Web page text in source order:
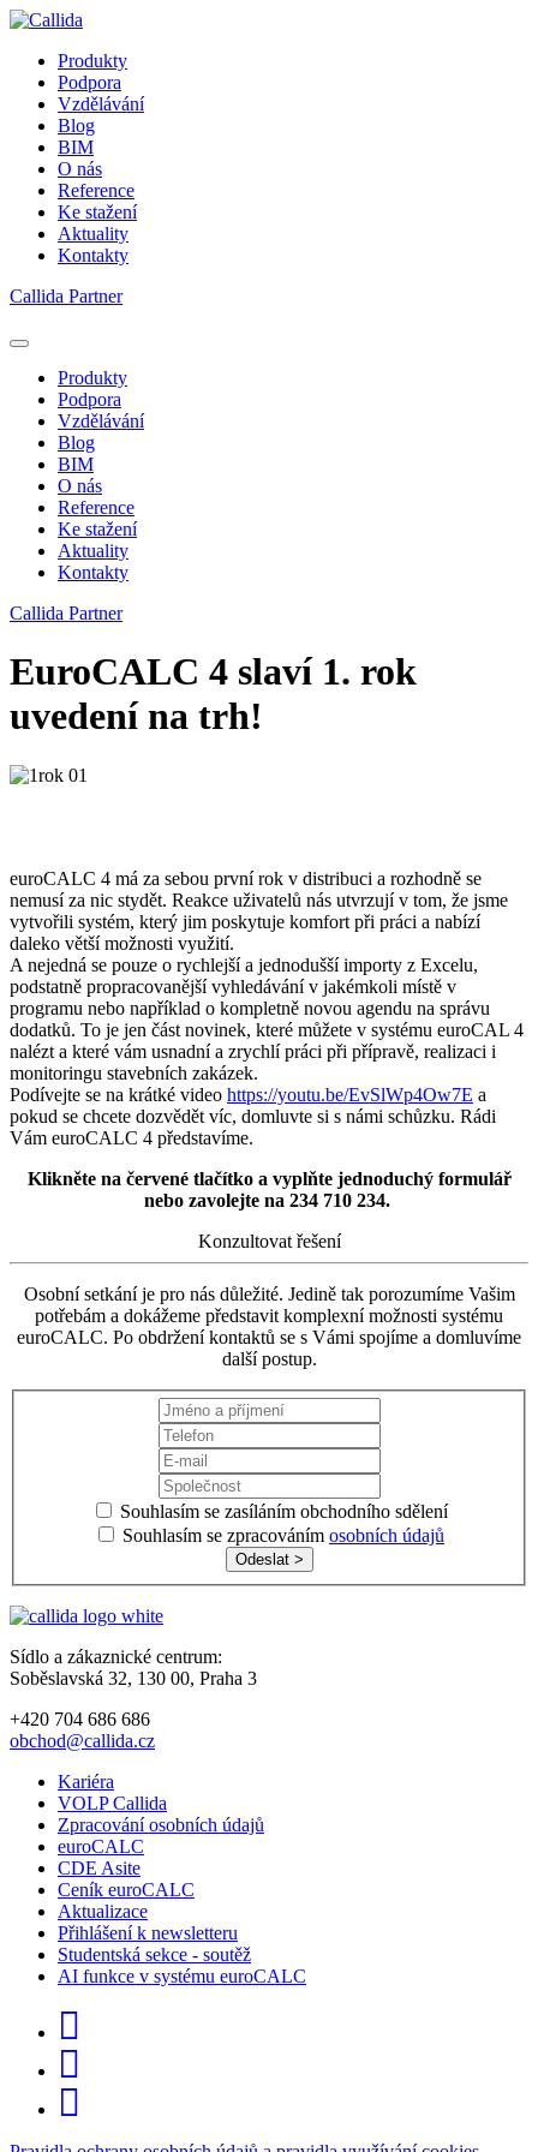
Produkty
Podpora
Vzdělávání
Blog
BIM
O nás
Reference
Ke stažení
Aktuality
Kontakty
Callida Partner
Produkty
Podpora
Vzdělávání
Blog
BIM
O nás
Reference
Ke stažení
Aktuality
Kontakty
Callida Partner
EuroCALC 4 slaví 1. rok
uvedení na trh!
euroCALC 4 má za sebou první rok v distribuci a rozhodně se
nemusí za nic stydět. Reakce uživatelů nás utvrzují v tom, že jsme
vytvořili systém, který jim poskytuje komfort při práci a nabízí
daleko větší možnosti využití.
A nejedná se pouze o rychlejší a jednodušší importy z Excelu,
podstatně propracovanější vyhledávání v jakémkoli místě v
programu nebo například o kompletně novou agendu na správu
dodatků. To je jen část novinek, které můžete v systému euroCAL 4
nalézt a které vám usnadní a zrychlí práci při přípravě, realizaci i
monitoringu stavebních zakázek.
Podívejte se na krátké video https://youtu.be/EvSlWp4Ow7E a
pokud se chcete dozvědět víc, domluvte si s námi schůzku. Rádi
Vám euroCALC 4 představíme.
Klikněte na červené tlačítko a vyplňte jednoduchý formulář
nebo zavolejte na 234 710 234.
Konzultovat řešení
Osobní setkání je pro nás důležité. Jedině tak porozumíme Vašim
potřebám a dokážeme představit komplexní možnosti systému
euroCALC. Po obdržení kontaktů se s Vámi spojíme a domluvíme
další postup.
Souhlasím se zasíláním obchodního sdělení
Souhlasím se zpracováním osobních údajů
Odeslat >
Sídlo a zákaznické centrum:
Soběslavská 32, 130 00, Praha 3
+420 704 686 686
obchod@callida.cz
Kariéra
VOLP Callida
Zpracování osobních údajů
euroCALC
CDE Asite
Ceník euroCALC
Aktualizace
Přihlášení k newsletteru
Studentská sekce - soutěž
AI funkce v systému euroCALC